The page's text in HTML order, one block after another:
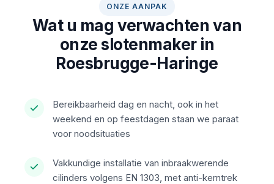
ONZE AANPAK
Wat u mag verwachten van
onze slotenmaker in
Roesbrugge-Haringe
Bereikbaarheid dag en nacht, ook in het
weekend en op feestdagen staan we paraat
voor noodsituaties
Vakkundige installatie van inbraakwerende
cilinders volgens EN 1303, met anti-kerntrek